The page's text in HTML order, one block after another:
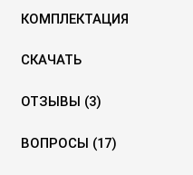
КОМПЛЕКТАЦИЯ
СКАЧАТЬ
ОТЗЫВЫ (3)
ВОПРОСЫ (17)